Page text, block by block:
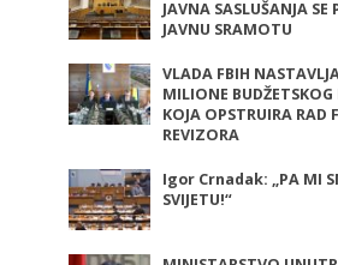
JAVNA SASLUŠANJA SE
JAVNU SRAMOTU
VLADA FBIH
MILIONE
KOJA OPSTRUIRA RAD
REVIZORA
Igor Crnadak: „PA MI
SVIJETU!“